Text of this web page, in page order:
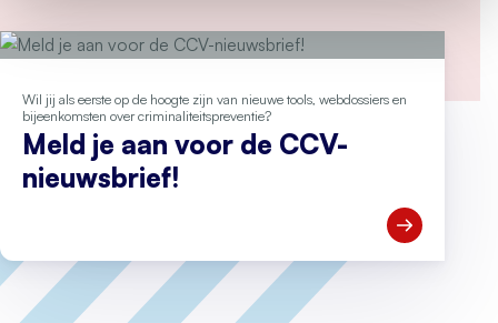
Wil jij als eerste op de hoogte zijn van nieuwe tools, webdossiers en
bijeenkomsten over criminaliteitspreventie?
Meld je aan voor de CCV-
nieuwsbrief!
Open Meld